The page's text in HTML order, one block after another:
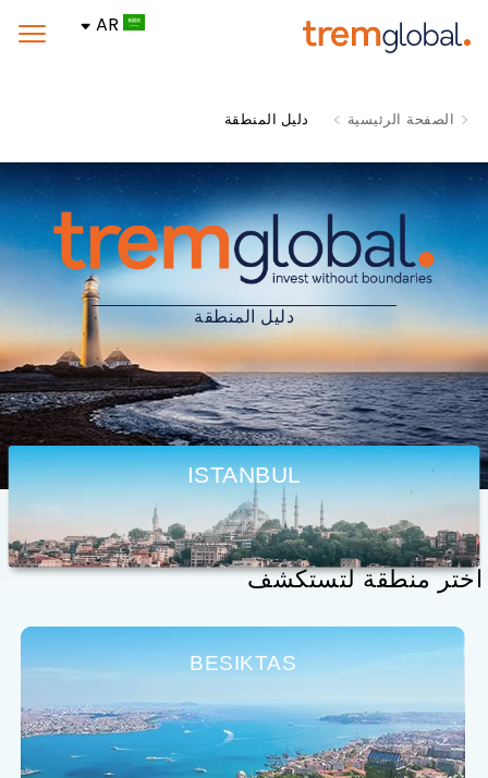
AR
الصفحة الرئيسية دليل المنطقة
دليل المنطقة
ISTANBUL
اختر منطقة لتستكشف
BESIKTAS